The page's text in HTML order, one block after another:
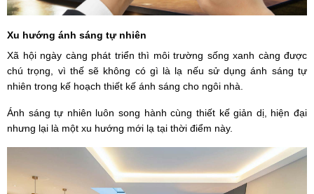
Xu hướng ánh sáng tự nhiên
Xã hội ngày càng phát triển thì môi trường sống xanh càng được
chú trọng, vì thế sẽ không có gì là lạ nếu sử dụng ánh sáng tự
nhiên trong kế hoạch thiết kế ánh sáng cho ngôi nhà.
Ánh sáng tự nhiên luôn song hành cùng thiết kế giản dị, hiện đại
nhưng lại là một xu hướng mới lạ tại thời điểm này.